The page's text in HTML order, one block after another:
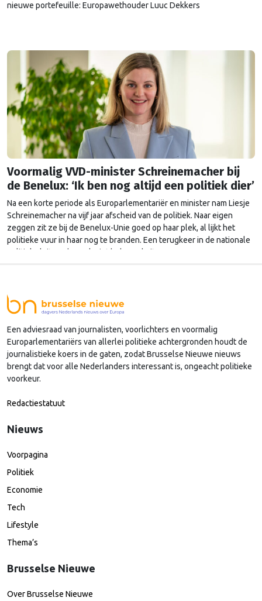
nieuwe portefeuille: Europawethouder Luuc Dekkers
Voormalig VVD-minister Schreinemacher bij
de Benelux: ‘Ik ben nog altijd een politiek dier’
Na een korte periode als Europarlementariër en minister nam Liesje
Schreinemacher na vijf jaar afscheid van de politiek. Naar eigen
zeggen zit ze bij de Benelux-Unie goed op haar plek, al lijkt het
politieke vuur in haar nog te branden. Een terugkeer in de nationale
politiek sluit ze dan ook niet helemaal uit.
Een adviesraad van journalisten, voorlichters en voormalig
Europarlementariërs van allerlei politieke achtergronden houdt de
journalistieke koers in de gaten, zodat Brusselse Nieuwe nieuws
brengt dat voor alle Nederlanders interessant is, ongeacht politieke
voorkeur.
Redactiestatuut
Nieuws
Voorpagina
Politiek
Economie
Tech
Lifestyle
Thema’s
Brusselse Nieuwe
Over Brusselse Nieuwe